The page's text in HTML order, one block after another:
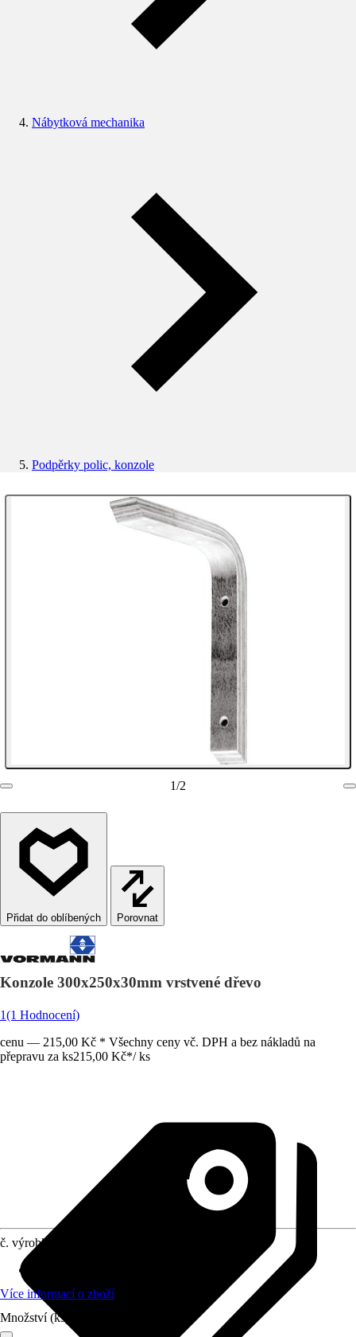
Nábytková mechanika
Podpěrky polic, konzole
1/2
Porovnat
Konzole 300x250x30mm vrstvené dřevo
1(1 Hodnocení)
cenu — 215,00 Kč * Všechny ceny vč. DPH a bez nákladů na
přepravu za ks215,00 Kč*/ ks
č. výrobku
Více informací o zboží
Množství (ks)